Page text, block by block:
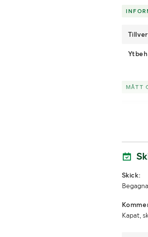
MÅTT
Skick:
Kapat,